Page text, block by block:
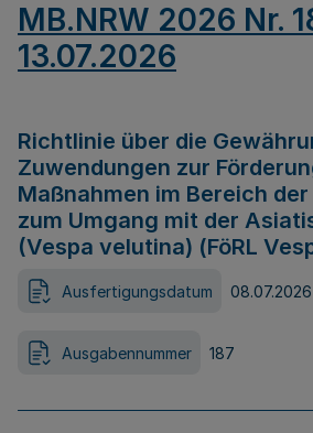
MB.NRW 2026 Nr.
13.07.2026
Richtlinie über die
Zuwendungen zur
Maßnahmen im Bereich
zum Umgang mit der
(Vespa velutina) (FöRL
Ausfertigungsdatum 08.07.2026
Ausgabennummer 187